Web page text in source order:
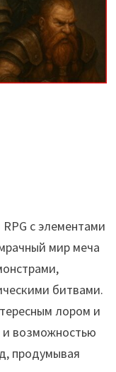
с элементами
мир меча
битвами.
лором и
и возможностью
продумывая